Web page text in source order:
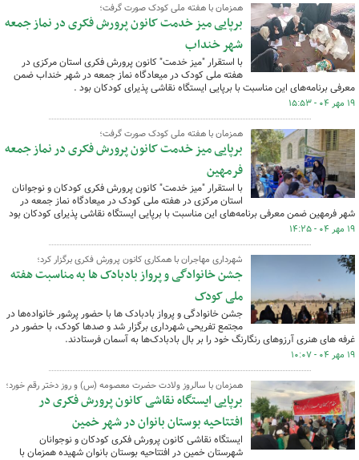
همزمان با هفته ملی کودک صورت گرفت؛
برپایی میز خدمت کانون پرورش فکری در نماز جمعه
شهر خنداب
با استقرار "میز خدمت" کانون پرورش فکری استان مرکزی در
هفته ملی کودک در میعادگاه نماز جمعه در شهر خنداب ضمن
معرفی برنامه‌های این مناسبت با برپایی ایستگاه نقاشی پذیرای کودکان بود .
۱۹ مهر ۰۴ - ۱۵:۵۳
همزمان با هفته ملی کودک صورت گرفت؛
برپایی میز خدمت کانون پرورش فکری در نماز جمعه
فرمهین
با استقرار "میز خدمت" کانون پرورش فکری کودکان و نوجوانان
استان مرکزی در هفته ملی کودک در میعادگاه نماز جمعه در
شهر فرمهین ضمن معرفی برنامه‌های این مناسبت با برپایی ایستگاه نقاشی پذیرای کودکان بود
۱۹ مهر ۰۴ - ۱۴:۲۵
شهرداری مهاجران با همکاری کانون پرورش فکری برگزار کرد؛
جشن خانوادگی و پرواز بادبادک ها به مناسبت هفته
ملی کودک
جشن خانوادگی و پرواز بادبادک ها با حضور پرشور خانواده‌ها در
مجتمع تفریحی شهرداری برگزار شد و صدها کودک، با حضور در
غرفه های هنری آرزوهای رنگارنگ خود را بر بال بادبادک‌ها به آسمان فرستادند.
۱۹ مهر ۰۴ - ۱۰:۰۷
همزمان با سالروز ولادت حضرت معصومه (س) و روز دختر رقم خورد؛
برپایی ایستگاه نقاشی کانون پرورش فکری در
افتتاحیه بوستان بانوان در شهر خمین
ایستگاه نقاشی کانون پرورش فکری کودکان و نوجوانان
شهرستان خمین در افتتاحیه بوستان بانوان شهیده همزمان با